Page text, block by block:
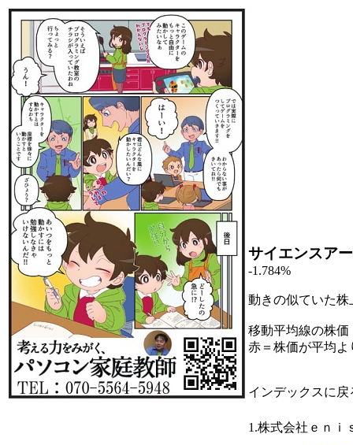
サイエンスア
-1.784%
動きの似ていた
移動平均線の株価
赤＝株価が平均
インデックスに戻
1.株式会社ｅｎｉ